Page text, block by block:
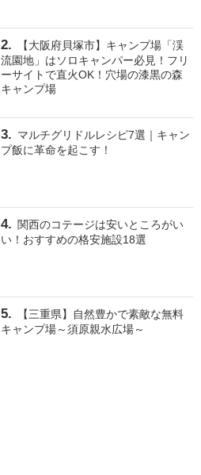
【大阪府貝塚市】キャンプ場「渓
流園地」はソロキャンパー必見！フリ
ーサイトで直火OK！穴場の漆黒の森
キャンプ場
マルチグリドルレシピ7選｜キャン
プ飯に革命を起こす！
関西のコテージは安いところがい
い！おすすめの格安施設18選
【三重県】自然豊かで素敵な無料
キャンプ場～須原親水広場～